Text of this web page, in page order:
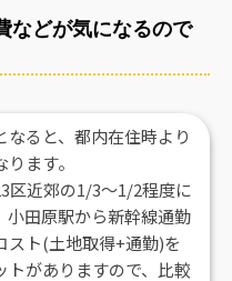
などが気になるので
ると、都内在住時より
ます。
区近郊の1/3～1/2程度に
小田原駅から新幹線通勤
スト(土地取得+通勤)を
トがありますので、比較